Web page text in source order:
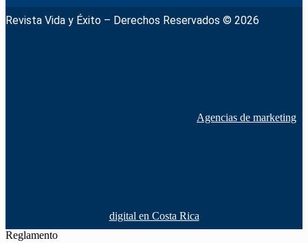
Revista Vida y Éxito – Derechos Reservados © 2026
Agencias de marketing
digital en Costa Rica
Reglamento